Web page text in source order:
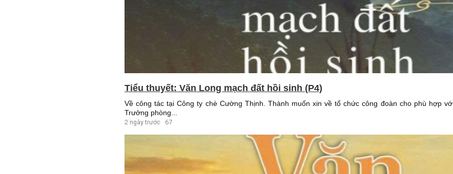
Tiểu thuyết: Văn Long mạch đất hồi sinh (P4)
Về công tác tại Công ty chè Cường Thịnh. Thành muốn xin về tổ chức công đoàn cho phù hợp
Trưởng phòng...
2 ngày trước 67